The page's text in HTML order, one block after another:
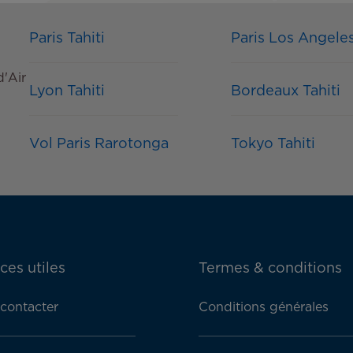
Paris Tahiti Paris Los
Lyon Tahiti Bordeaux Tahiti
Vol Paris Rarotonga Tokyo Tahiti
utiles Termes & conditions
Conditions générales